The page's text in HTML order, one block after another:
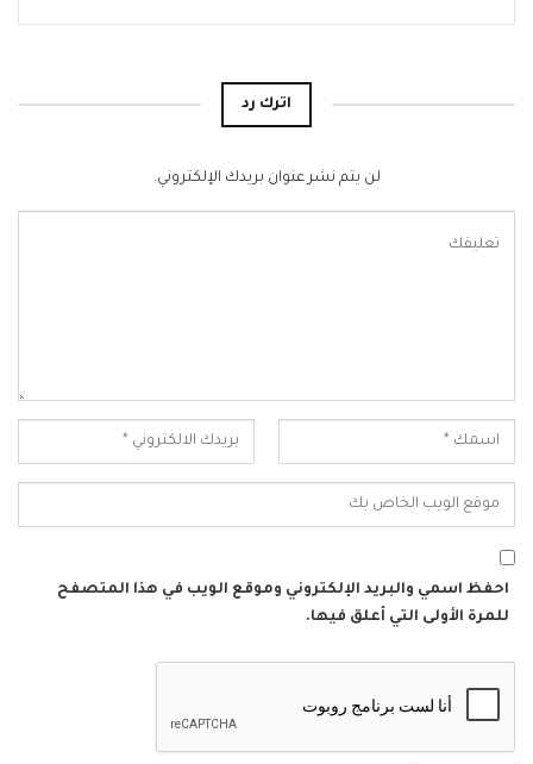
اترك رد
لن يتم نشر عنوان بريدك الإلكتروني.
احفظ اسمي والبريد الإلكتروني وموقع الويب في هذا المتصفح
للمرة الأولى التي أعلق فيها.